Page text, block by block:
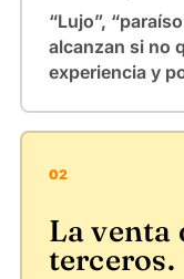
“Lujo”,
alcanzan si no
experiencia y
02
La venta
terceros.